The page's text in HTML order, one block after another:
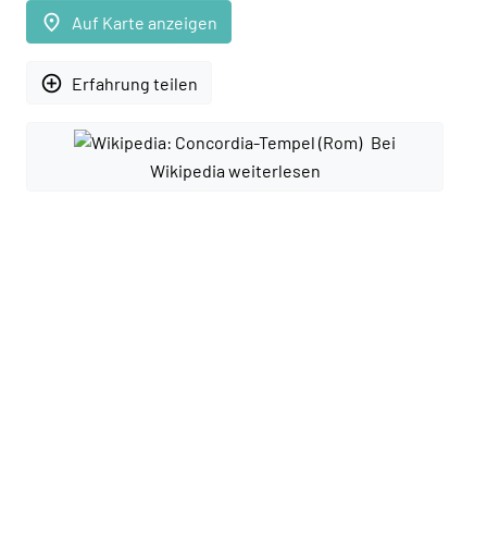
place Auf Karte anzeigen
add_circle_outline Erfahrung teilen
Bei
Wikipedia weiterlesen